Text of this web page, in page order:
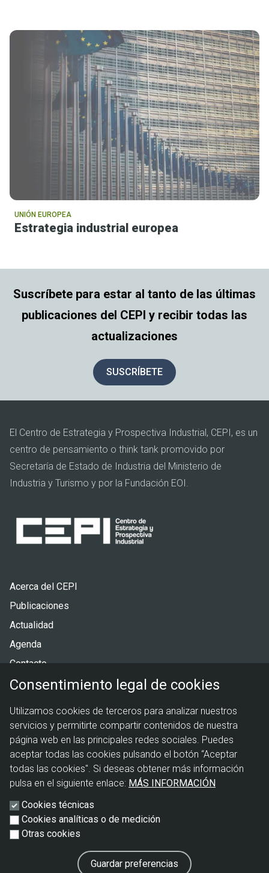
UNIÓN EUROPEA
Estrategia industrial europea
Suscríbete para estar al tanto de las últimas
publicaciones del CEPI y recibir todas las
actualizaciones
SUSCRÍBETE
El Centro de Estrategia y Prospectiva Industrial, CEPI, es un
centro de pensamiento o think tank promovido por
Secretaría de Estado de Industria del Ministerio de
Industria y Turismo y por la Fundación EOI.
Pie
de
Acerca del CEPI
Publicaciones
Actualidad
Agenda
Contacto
legal
Política de cookies
Aviso legal
Consentimiento legal de cookies
Utilizamos cookies de terceros para analizar nuestros
servicios y permitirte compartir contenidos de nuestra
página web en las principales redes sociales. Puedes
aceptar todas las cookies pulsando el botón “Aceptar
todas las cookies". Si deseas obtener más información
pulsa en el siguiente enlace: MÁS INFORMACIÓN
Cookies técnicas
Cookies analíticas o de medición
Otras cookies
Guardar preferencias